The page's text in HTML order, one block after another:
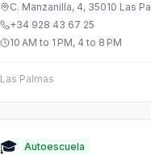
C. Manzanilla, 4, 35010 Las
Palmas, España
+34 928 43 67 25
10 AM to 1 PM, 4 to 8 PM
Las Palmas
🎓 Autoescuela